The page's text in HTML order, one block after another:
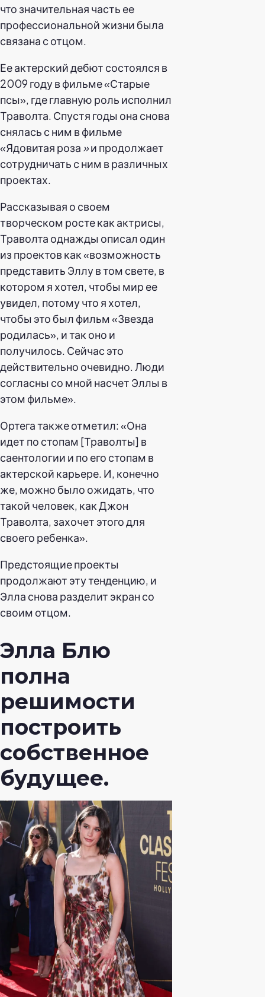
что значительная часть ее
профессиональной жизни была
связана с отцом.
Ее актерский дебют состоялся в
2009 году в фильме «Старые
псы», где главную роль исполнил
Траволта. Спустя годы она снова
снялась с ним в фильме
«Ядовитая роза »и продолжает
сотрудничать с ним в различных
проектах.
Рассказывая о своем
творческом росте как актрисы,
Траволта однажды описал один
из проектов как «возможность
представить Эллу в том свете, в
котором я хотел, чтобы мир ее
увидел, потому что я хотел,
чтобы это был фильм «Звезда
родилась», и так оно и
получилось. Сейчас это
действительно очевидно. Люди
согласны со мной насчет Эллы в
этом фильме».
Ортега также отметил: «Она
идет по стопам [Траволты] в
саентологии и по его стопам в
актерской карьере. И, конечно
же, можно было ожидать, что
такой человек, как Джон
Траволта, захочет этого для
своего ребенка».
Предстоящие проекты
продолжают эту тенденцию, и
Элла снова разделит экран со
своим отцом.
Элла Блю
полна
решимости
построить
собственное
будущее.